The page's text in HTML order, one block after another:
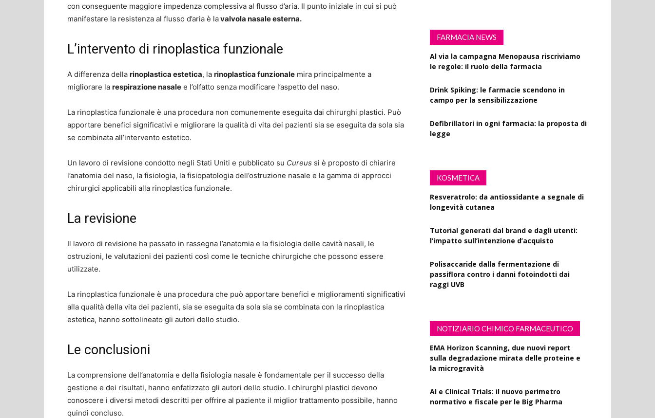
con conseguente maggiore impedenza complessiva al flusso d’aria. Il punto iniziale in cui si può
manifestare la resistenza al flusso d’aria è lavalvola nasale esterna.
L’intervento di rinoplastica funzionale
A differenza della rinoplastica estetica, la rinoplastica funzionale mira principalmente a
migliorare la respirazione nasale e l’olfatto senza modificare l’aspetto del naso.
La rinoplastica funzionale è una procedura non comunemente eseguita dai chirurghi plastici. Può
apportare benefici significativi e migliorare la qualità di vita dei pazienti sia se eseguita da sola sia
se combinata all’intervento estetico.
Un lavoro di revisione condotto negli Stati Uniti e pubblicato su Cureus si è proposto di chiarire
l’anatomia del naso, la fisiologia, la fisiopatologia dell’ostruzione nasale e la gamma di approcci
chirurgici applicabili alla rinoplastica funzionale.
La revisione
Il lavoro di revisione ha passato in rassegna l’anatomia e la fisiologia delle cavità nasali, le
ostruzioni, le valutazioni dei pazienti così come le tecniche chirurgiche che possono essere
utilizzate.
La rinoplastica funzionale è una procedura che può apportare benefici e miglioramenti significativi
alla qualità della vita dei pazienti, sia se eseguita da sola sia se combinata con la rinoplastica
estetica, hanno sottolineato gli autori dello studio.
Le conclusioni
La comprensione dell’anatomia e della fisiologia nasale è fondamentale per il successo della
gestione e dei risultati, hanno enfatizzato gli autori dello studio. I chirurghi plastici devono
conoscere i diversi metodi descritti per offrire al paziente il miglior trattamento possibile, hanno
quindi concluso.
FARMACIA NEWS
Al via la campagna Menopausa riscriviamo
le regole: il ruolo della farmacia
Drink Spiking: le farmacie scendono in
campo per la sensibilizzazione
Defibrillatori in ogni farmacia: la proposta di
legge
KOSMETICA
Resveratrolo: da antiossidante a segnale di
longevità cutanea
Tutorial generati dal brand e dagli utenti:
l’impatto sull’intenzione d’acquisto
Polisaccaride dalla fermentazione di
passiflora contro i danni fotoindotti dai
raggi UVB
NOTIZIARIO CHIMICO FARMACEUTICO
EMA Horizon Scanning, due nuovi report
sulla degradazione mirata delle proteine e
la microgravità
AI e Clinical Trials: il nuovo perimetro
normativo e fiscale per le Big Pharma